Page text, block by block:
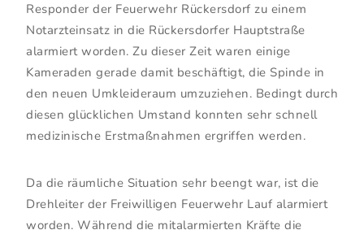
Responder der Feuerwehr Rückersdorf zu einem
Notarzteinsatz in die Rückersdorfer Hauptstraße
alarmiert worden. Zu dieser Zeit waren einige
Kameraden gerade damit beschäftigt, die Spinde in
den neuen Umkleideraum umzuziehen. Bedingt durch
diesen glücklichen Umstand konnten sehr schnell
medizinische Erstmaßnahmen ergriffen werden.
Da die räumliche Situation sehr beengt war, ist die
Drehleiter der Freiwilligen Feuerwehr Lauf alarmiert
worden. Während die mitalarmierten Kräfte die